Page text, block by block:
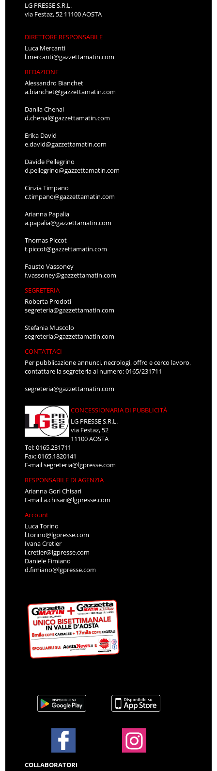
LG PRESSE S.R.L.
via Festaz, 52 11100 AOSTA
DIRETTORE RESPONSABILE
Luca Mercanti
l.mercanti@gazzettamatin.com
REDAZIONE
Alessandro Bianchet
a.bianchet@gazzettamatin.com
Danila Chenal
d.chenal@gazzettamatin.com
Erika David
e.david@gazzettamatin.com
Davide Pellegrino
d.pellegrino@gazzettamatin.com
Cinzia Timpano
c.timpano@gazzettamatin.com
Arianna Papalia
a.papalia@gazzettamatin.com
Thomas Piccot
t.piccot@gazzettamatin.com
Fausto Vassoney
f.vassoney@gazzettamatin.com
SEGRETERIA
Roberta Prodoti
segreteria@gazzettamatin.com
Stefania Muscolo
segreteria@gazzettamatin.com
CONTATTACI
Per pubblicazione annunci, necrologi, offro e cerco lavoro,
contattare la segreteria al numero: 0165/231711
segreteria@gazzettamatin.com
CONCESSIONARIA DI PUBBLICITÀ
LG PRESSE S.R.L.
via Festaz, 52
11100 AOSTA
Tel: 0165.231711
Fax: 0165.1820141
E-mailsegreteria@lgpresse.com
RESPONSABILE DI AGENZIA
Arianna Gori Chisari
E-maila.chisari@lgpresse.com
Account
Luca Torino
l.torino@lgpresse.com
Ivana Cretier
i.cretier@lgpresse.com
Daniele Fimiano
d.fimiano@lgpresse.com
COLLABORATORI